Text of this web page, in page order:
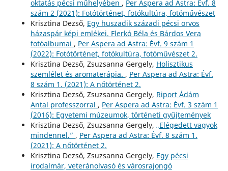
oktatás pécsi műhelyében , Per Aspera ad Astra: Évf. 8
szám 2 (2021): Fotótörténet, fotókultúra, fotóművészet
Krisztina Dezső, Egy huszadik századi pécsi orvos
házaspár képi emlékei. Flerkó Béla és Bárdos Vera
fotóalbumai , Per Aspera ad Astra: Évf. 9 szám 1
(2022): Fotótörténet, fotókultúra, fotóművészet 2.
Krisztina Dezső, Zsuzsanna Gergely, Holisztikus
szemlélet és aromaterápia. , Per Aspera ad Astra: Évf.
8 szám 1. (2021): A nőtörténet 2.
Krisztina Dezső, Zsuzsanna Gergely, Riport Ádám
Antal professzorral , Per Aspera ad Astra: Évf. 3 szám 1
(2016): Egyetemi múzeumok, történeti gyűjtemények
Krisztina Dezső, Zsuzsanna Gergely, „Elégedett vagyok
mindennel.” , Per Aspera ad Astra: Évf. 8 szám 1.
(2021): A nőtörténet 2.
Krisztina Dezső, Zsuzsanna Gergely, Egy pécsi
irodalmár, veteránolvasó és városrajongó